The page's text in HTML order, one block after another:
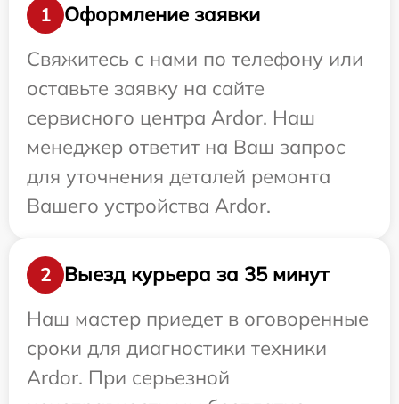
1
Оформление заявки
Свяжитесь с нами по телефону или
оставьте заявку на сайте
сервисного центра Ardor. Наш
менеджер ответит на Ваш запрос
для уточнения деталей ремонта
Вашего устройства Ardor.
2
Выезд курьера за 35 минут
Наш мастер приедет в оговоренные
сроки для диагностики техники
Ardor. При серьезной